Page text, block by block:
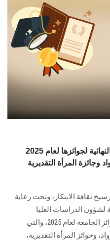
جامعة عين شمس تعتمد القائمة النهائية لجوائزها لعام 2025
وجائزة المرأة التقديرية
ثقافة الابتكار، وتحت رعاية
لشؤون الدراسات العليا
والبحوث، تم اعتماد وإعلان نتائج جوائز الجامعة لعام 2025، والتي
وجوائز المرأة التقديرية،